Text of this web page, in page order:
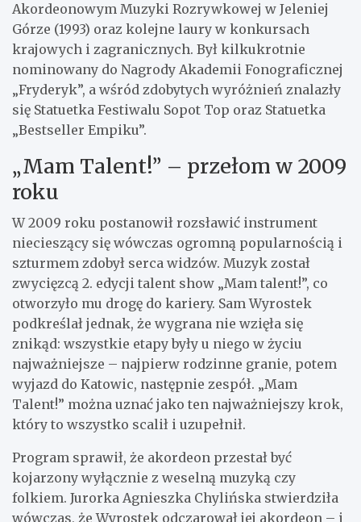
Akordeonowym Muzyki Rozrywkowej w Jeleniej
Górze (1993) oraz kolejne laury w konkursach
krajowych i zagranicznych. Był kilkukrotnie
nominowany do Nagrody Akademii Fonograficznej
„Fryderyk”, a wśród zdobytych wyróżnień znalazły
się Statuetka Festiwalu Sopot Top oraz Statuetka
„Bestseller Empiku”.
„Mam Talent!” – przełom w 2009
roku
W 2009 roku postanowił rozsławić instrument
niecieszący się wówczas ogromną popularnością i
szturmem zdobył serca widzów. Muzyk został
zwycięzcą 2. edycji talent show „Mam talent!”, co
otworzyło mu drogę do kariery. Sam Wyrostek
podkreślał jednak, że wygrana nie wzięła się
znikąd: wszystkie etapy były u niego w życiu
najważniejsze – najpierw rodzinne granie, potem
wyjazd do Katowic, następnie zespół. „Mam
Talent!” można uznać jako ten najważniejszy krok,
który to wszystko scalił i uzupełnił.
Program sprawił, że akordeon przestał być
kojarzony wyłącznie z weselną muzyką czy
folkiem. Jurorka Agnieszka Chylińska stwierdziła
wówczas, że Wyrostek odczarował jej akordeon – i